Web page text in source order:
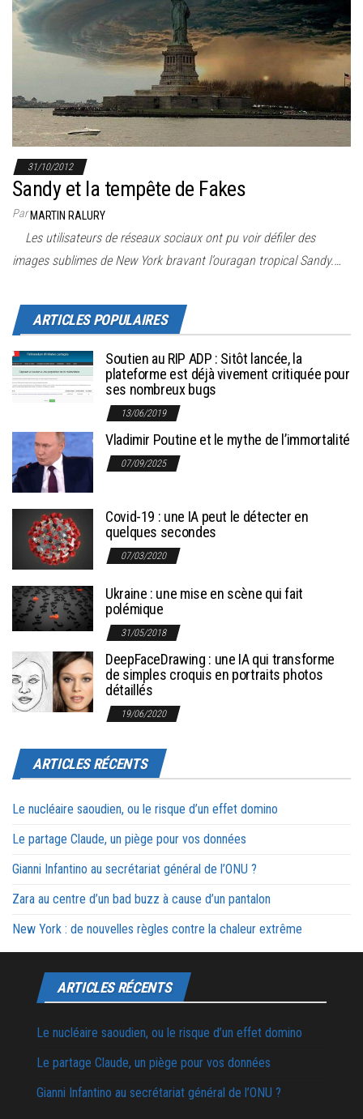
l
a
a
v
31/10/2012
Sandy et la tempête de Fakes
ParMARTIN RALURY
Les utilisateurs de réseaux sociaux ont pu voir défiler des
images sublimes de New York bravant l’ouragan tropical Sandy.…
ARTICLES POPULAIRES
Soutien au RIP ADP : Sitôt lancée, la
plateforme est déjà vivement critiquée pour
ses nombreux bugs
13/06/2019
Vladimir Poutine et le mythe de l’immortalité
07/09/2025
Covid-19 : une IA peut le détecter en
quelques secondes
07/03/2020
Ukraine : une mise en scène qui fait
polémique
31/05/2018
DeepFaceDrawing : une IA qui transforme
de simples croquis en portraits photos
détaillés
19/06/2020
ARTICLES RÉCENTS
Le nucléaire saoudien, ou le risque d’un effet domino
Le partage Claude, un piège pour vos données
Gianni Infantino au secrétariat général de l’ONU ?
Zara au centre d’un bad buzz à cause d’un pantalon
New York : de nouvelles règles contre la chaleur extrême
ARTICLES RÉCENTS
Le nucléaire saoudien, ou le risque d’un effet domino
Le partage Claude, un piège pour vos données
Gianni Infantino au secrétariat général de l’ONU ?